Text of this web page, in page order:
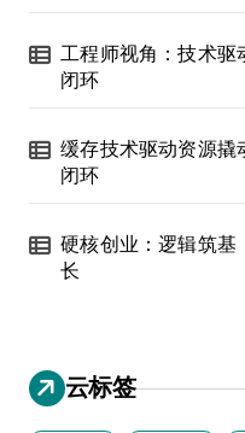
工程师视角：技术驱
闭环
缓存技术驱动资源撬
闭环
硬核创业：逻辑筑基
长
云标签